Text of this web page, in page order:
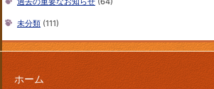
未分類 (111)
ホーム